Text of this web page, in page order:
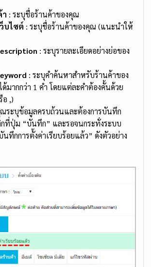
า : ระบุชื่อร้านค้าของคุณ
บไซต์ : ระบุชื่อร้านค้าของคุณ (แนะนำให้
: ระบุรายละเอียดอย่างย่อของ
: ระบุคำค้นหาสำหรับร้านค้าของ
มากกว่า 1 คำ โดยแต่ละคำต้องคั้นด้วย
อ ,)
บุข้อมูลครบถ้วนและต้องการบันทึก
ที่ปุ่ม “บันทึก” และรอจนกระทั่งระบบ
ทึกการตั้งค่าเรียบร้อยแล้ว” ดังตัวอย่าง